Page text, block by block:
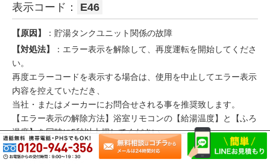
表示コード： E46
【原因】
：貯湯タンクユニット関係の故障
【対処法】
：エラー表示を解除して、再度運転を開始してくださ
い。
再度エラーコードを表示する場合は、使用を中止してエラー表示
内容を控えていただき、
当社・またはメーカーにお問合せされる事を推奨致します。
【エラー表示の解除方法】浴室リモコンの【給湯温度】と【ふろ
温度】を同時に5秒以上押してください。
または、台所リモコンの【運転モード】と【予約】を同時に5秒
以上押してください。